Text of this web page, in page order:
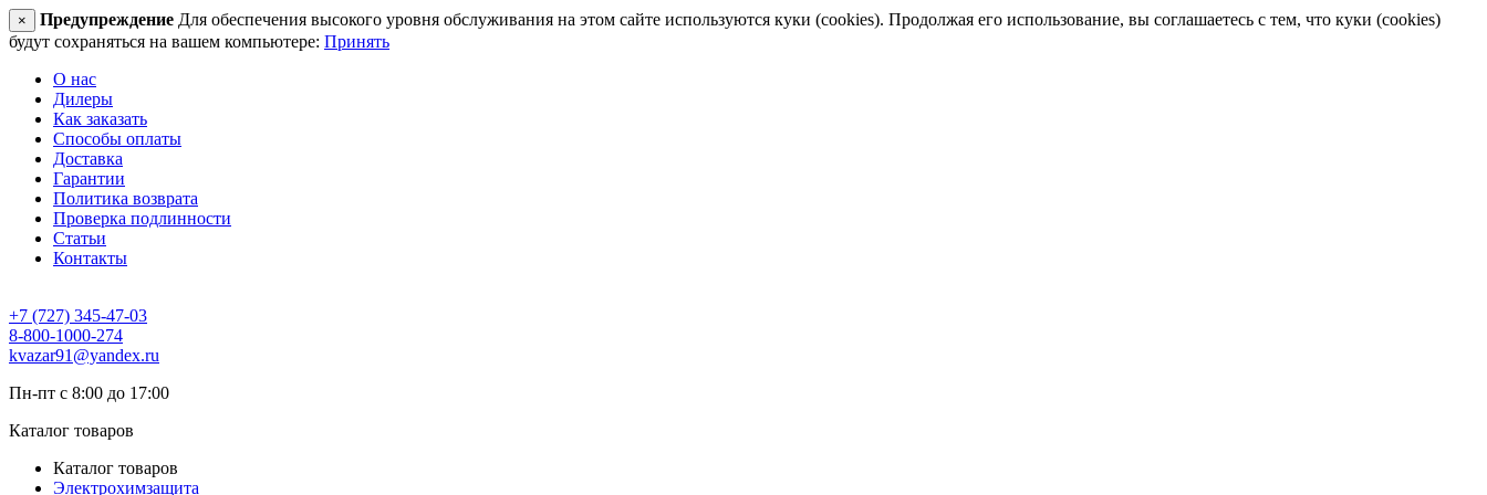
× Предупреждение Для обеспечения высокого уровня обслуживания на этом сайте используются куки (cookies). Продолжая его использование, вы соглашаетесь с тем, что куки (cookies)
будут сохраняться на вашем компьютере: Принять
О нас
Дилеры
Как заказать
Способы оплаты
Доставка
Гарантии
Политика возврата
Проверка подлинности
Статьи
Контакты
+7 (727) 345-47-03
8-800-1000-274
kvazar91@yandex.ru
Пн-пт с 8:00 до 17:00
Каталог товаров
Каталог товаров
Электрохимзащита